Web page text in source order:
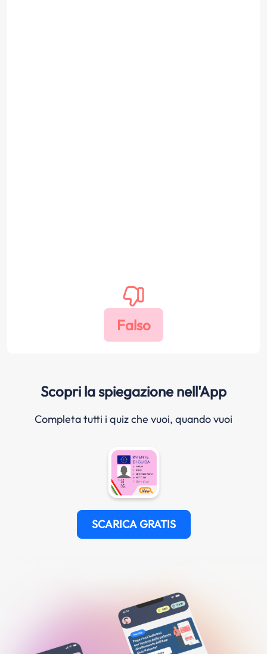
Scopri la spiegazione nell'App
Completa tutti i quiz che vuoi, quando vuoi
SCARICA GRATIS